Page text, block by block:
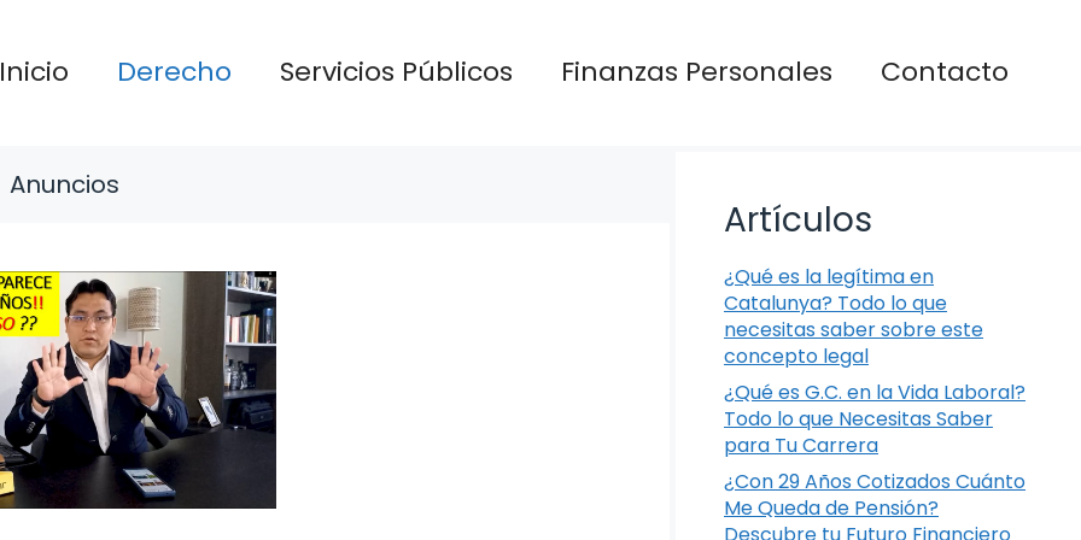
Inicio Derecho Servicios Públicos Finanzas Personales Contacto
Anuncios
Artículos
¿Qué es la legítima en
Catalunya? Todo lo que
necesitas saber sobre este
concepto legal
¿Qué es G.C. en la Vida Laboral?
Todo lo que Necesitas Saber
para Tu Carrera
¿Con 29 Años Cotizados Cuánto
Me Queda de Pensión?